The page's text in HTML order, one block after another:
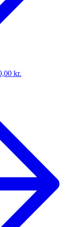
kr.